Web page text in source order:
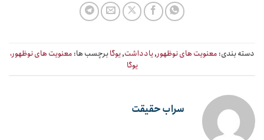
دسته بندی: معنویت های نوظهور,یادداشت,یوگابرچسب ها: معنویت های نوظهور،
یوگا
سراب حقیقت